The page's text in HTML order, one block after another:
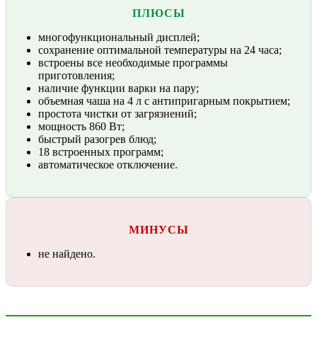
ПЛЮСЫ
многофункциональный дисплей;
сохранение оптимальной температуры на 24 часа;
встроены все необходимые программы
приготовления;
наличие функции варки на пару;
объемная чаша на 4 л с антипригарным покрытием;
простота чистки от загрязнений;
мощность 860 Вт;
быстрый разогрев блюд;
18 встроенных программ;
автоматическое отключение.
МИНУСЫ
не найдено.